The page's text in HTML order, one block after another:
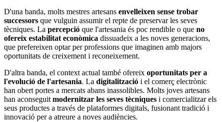
D'una banda, molts mestres artesans envelleixen sense trobar
successors que vulguin assumir el repte de preservar les seves
tècniques. La percepció que l'artesania és poc rendible o que no
ofereix estabilitat econòmica dissuadeix a les noves generacions,
que prefereixen optar per professions que imaginen amb majors
oportunitats de creixement i reconeixement.
D'altra banda, el context actual també ofereix oportunitats per a
l'evolució de l'artesania. La digitalització i el comerç electrònic
han obert portes a mercats abans inassolibles. Molts joves artesans
han aconseguit modernitzar les seves tècniques i comercialitzar els
seus productes a través de plataformes digitals, fusionant tradició i
innovació per a atreure a noves audiències.